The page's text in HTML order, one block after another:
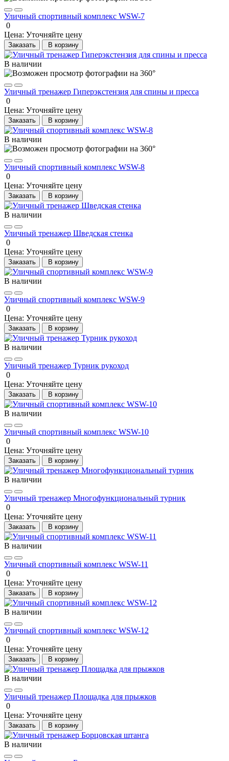
Уличный спортивный комплекс WSW-7
0
Цена: Уточняйте цену
Заказать В корзину
В наличии
Уличный тренажер Гиперэкстензия для спины и пресса
0
Цена: Уточняйте цену
Заказать В корзину
В наличии
Уличный спортивный комплекс WSW-8
0
Цена: Уточняйте цену
Заказать В корзину
В наличии
Уличный тренажер Шведская стенка
0
Цена: Уточняйте цену
Заказать В корзину
В наличии
Уличный спортивный комплекс WSW-9
0
Цена: Уточняйте цену
Заказать В корзину
В наличии
Уличный тренажер Турник рукоход
0
Цена: Уточняйте цену
Заказать В корзину
В наличии
Уличный спортивный комплекс WSW-10
0
Цена: Уточняйте цену
Заказать В корзину
В наличии
Уличный тренажер Многофункциональный турник
0
Цена: Уточняйте цену
Заказать В корзину
В наличии
Уличный спортивный комплекс WSW-11
0
Цена: Уточняйте цену
Заказать В корзину
В наличии
Уличный спортивный комплекс WSW-12
0
Цена: Уточняйте цену
Заказать В корзину
В наличии
Уличный тренажер Площадка для прыжков
0
Цена: Уточняйте цену
Заказать В корзину
В наличии